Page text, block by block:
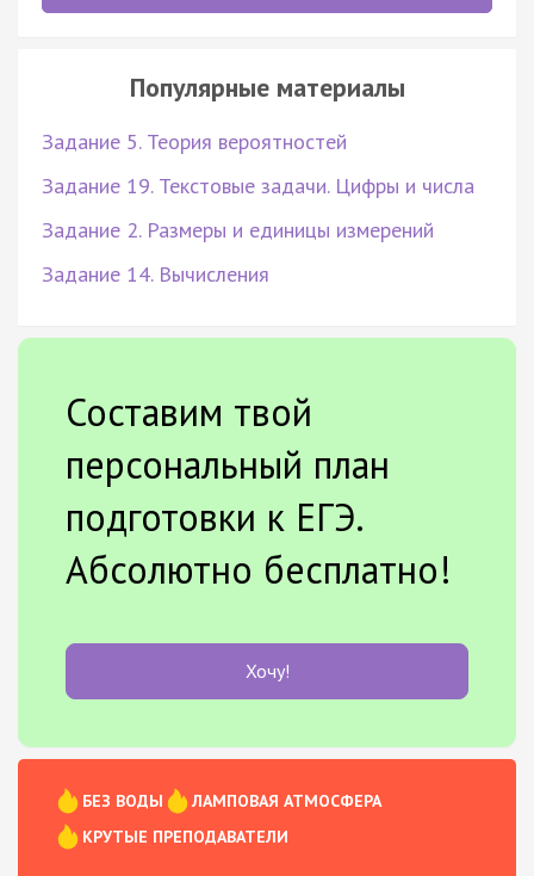
Популярные материалы
Задание 5. Теория вероятностей
Задание 19. Текстовые задачи. Цифры и числа
Задание 2. Размеры и единицы измерений
Задание 14. Вычисления
Составим твой
персональный план
подготовки к ЕГЭ.
Абсолютно бесплатно!
Хочу!
БЕЗ ВОДЫ
ЛАМПОВАЯ АТМОСФЕРА
КРУТЫЕ ПРЕПОДАВАТЕЛИ